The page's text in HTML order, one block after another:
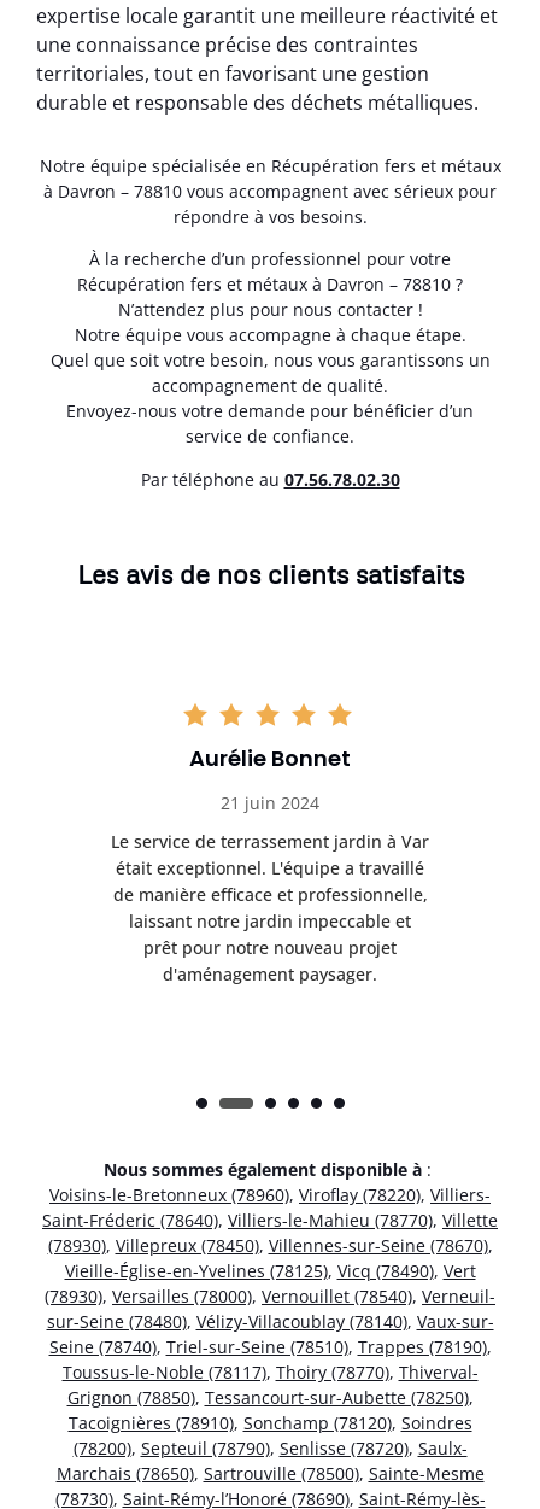
expertise locale garantit une meilleure réactivité et
une connaissance précise des contraintes
territoriales, tout en favorisant une gestion
durable et responsable des déchets métalliques.
Notre équipe spécialisée en Récupération fers et métaux
à Davron – 78810 vous accompagnent avec sérieux pour
répondre à vos besoins.
À la recherche d’un professionnel pour votre
Récupération fers et métaux à Davron – 78810 ?
N’attendez plus pour nous contacter !
Notre équipe vous accompagne à chaque étape.
Quel que soit votre besoin, nous vous garantissons un
accompagnement de qualité.
Envoyez-nous votre demande pour bénéficier d’un
service de confiance.
Par téléphone au 07.56.78.02.30
Les avis de nos clients satisfaits
Aurélie Bonnet
21 juin 2024
Le service de terrassement jardin à Var
était exceptionnel. L'équipe a travaillé
de manière efficace et professionnelle,
laissant notre jardin impeccable et
prêt pour notre nouveau projet
d'aménagement paysager.
Nous sommes également disponible à :
Voisins-le-Bretonneux (78960), Viroflay (78220), Villiers-
Saint-Fréderic (78640), Villiers-le-Mahieu (78770), Villette
(78930), Villepreux (78450), Villennes-sur-Seine (78670),
Vieille-Église-en-Yvelines (78125), Vicq (78490), Vert
(78930), Versailles (78000), Vernouillet (78540), Verneuil-
sur-Seine (78480), Vélizy-Villacoublay (78140), Vaux-sur-
Seine (78740), Triel-sur-Seine (78510), Trappes (78190),
Toussus-le-Noble (78117), Thoiry (78770), Thiverval-
Grignon (78850), Tessancourt-sur-Aubette (78250),
Tacoignières (78910), Sonchamp (78120), Soindres
(78200), Septeuil (78790), Senlisse (78720), Saulx-
Marchais (78650), Sartrouville (78500), Sainte-Mesme
(78730), Saint-Rémy-l’Honoré (78690), Saint-Rémy-lès-